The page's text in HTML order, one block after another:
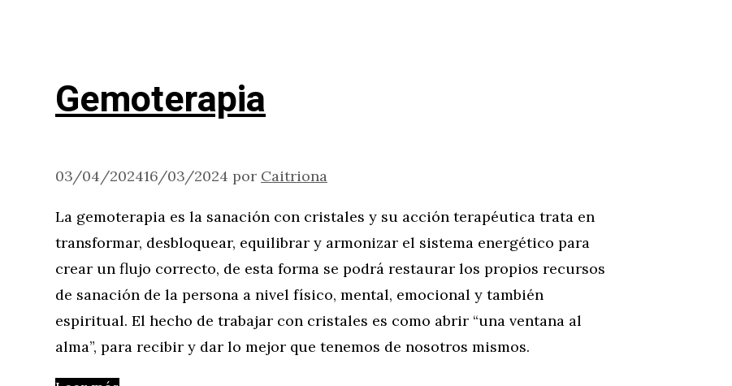
Gemoterapia
03/04/202416/03/2024 por Caitriona
La gemoterapia es la sanación con cristales y su acción terapéutica trata en
transformar, desbloquear, equilibrar y armonizar el sistema energético para
crear un flujo correcto, de esta forma se podrá restaurar los propios recursos
de sanación de la persona a nivel físico, mental, emocional y también
espiritual. El hecho de trabajar con cristales es como abrir “una ventana al
alma”, para recibir y dar lo mejor que tenemos de nosotros mismos.